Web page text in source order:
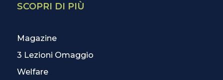
SCOPRI DI PIÙ
Magazine
3 Lezioni Omaggio
Welfare